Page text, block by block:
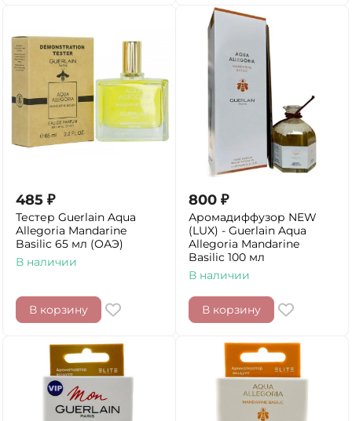
485 ₽
Тестер Guerlain Aqua
Allegoria Mandarine
Basilic 65 мл (ОАЭ)
В наличии
В корзину
800 ₽
Аромадиффузор NEW
(LUX) - Guerlain Aqua
Allegoria Mandarine
Basilic 100 мл
В наличии
В корзину